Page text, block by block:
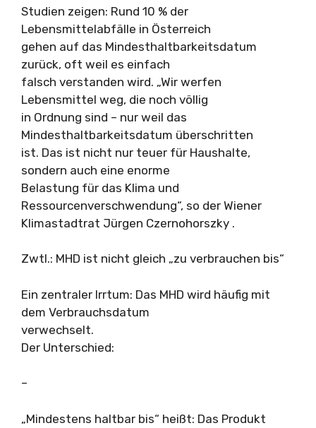
Studien zeigen: Rund 10 % der
Lebensmittelabfälle in Österreich
gehen auf das Mindesthaltbarkeitsdatum
zurück, oft weil es einfach
falsch verstanden wird. „Wir werfen
Lebensmittel weg, die noch völlig
in Ordnung sind – nur weil das
Mindesthaltbarkeitsdatum überschritten
ist. Das ist nicht nur teuer für Haushalte,
sondern auch eine enorme
Belastung für das Klima und
Ressourcenverschwendung“, so der Wiener
Klimastadtrat Jürgen Czernohorszky .
Zwtl.: MHD ist nicht gleich „zu verbrauchen bis“
Ein zentraler Irrtum: Das MHD wird häufig mit
dem Verbrauchsdatum
verwechselt.
Der Unterschied:
–
„Mindestens haltbar bis“ heißt: Das Produkt